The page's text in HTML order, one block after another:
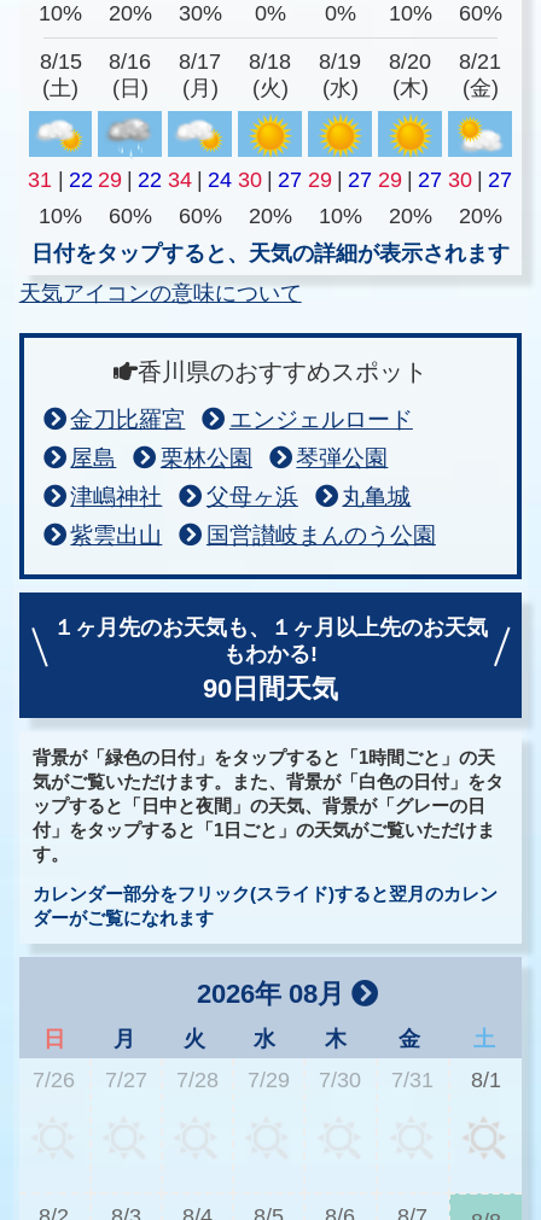
10%
20% 30% 0% 0% 10% 60%
8/15
(土)
8/16
(日)
8/17
(月)
8/18
(火)
8/19
(水)
8/20
(木)
8/21
(金)
31 22 29 22 34 24 30 27 29 27 29 27 30
27
10%
60% 60% 20% 10% 20%
20%
日付をタップすると、天気の詳細が表示されます
天気アイコンの意味について
香川県のおすすめスポット
金刀比羅宮
エンジェルロード
屋島
栗林公園
琴弾公園
津嶋神社
父母ヶ浜
丸亀城
紫雲出山
国営讃岐まんのう公園
１ヶ月先のお天気も、
１ヶ月以上先のお天気
もわかる!
90日間天気
背景が「緑色の日付」をタップすると「1時間ごと」の天
気がご覧いただけます。また、背景が「白色の日付」をタ
ップすると「日中と夜間」の天気、背景が「グレーの日
付」をタップすると「1日ごと」の天気がご覧いただけま
す。
カレンダー部分をフリック(スライド)すると翌月のカレン
ダーがご覧になれます
2026年 08月
日 月 火 水 木 金
土
7/26
7/27 7/28 7/29 7/30 7/31 8/1